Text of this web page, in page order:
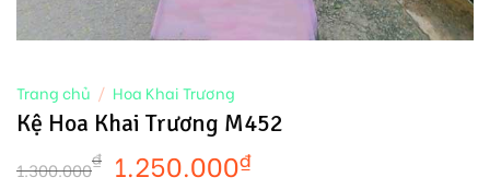
Trang chủ / Hoa Khai Trương
Kệ Hoa Khai Trương M452
1.300.000₫ 1.250.000₫